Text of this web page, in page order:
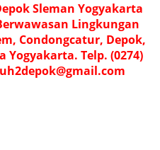
Sleman Yogyakarta
Lingkungan
Condongcatur, Depok,
Yogyakarta. Telp. (0274)